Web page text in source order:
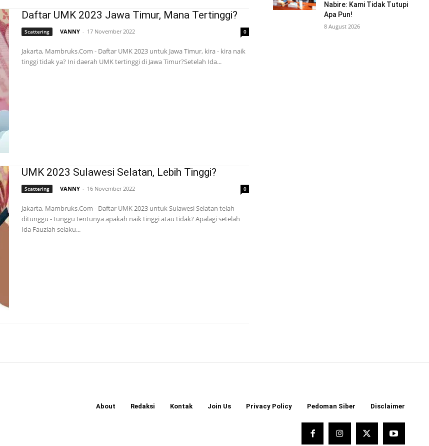
Daftar UMK 2023 Jawa Timur, Mana Tertinggi?
Scattering VANNY - 17 November 2022 0
Jakarta, Mambruks.Com - Daftar UMK 2023 untuk Jawa Timur, kira - kira naik
tinggi tidak ya? Ini daerah UMK tertinggi di Jawa Timur?Setelah Ida...
UMK 2023 Sulawesi Selatan, Lebih Tinggi?
Scattering VANNY - 16 November 2022 0
Jakarta, Mambruks.Com - Daftar UMK 2023 untuk Sulawesi Selatan telah
ditunggu - tunggu tentunya apakah naik tinggi atau tidak? Apalagi setelah
Ida Fauziah selaku...
Nabire: Kami Tidak Tutupi
Apa Pun!
8 August 2026
About Redaksi Kontak Join Us Privacy Policy Pedoman Siber Disclaimer